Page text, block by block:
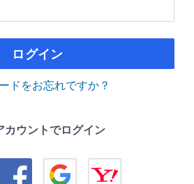
ログイン
ドをお忘れですか？
カウントでログイン